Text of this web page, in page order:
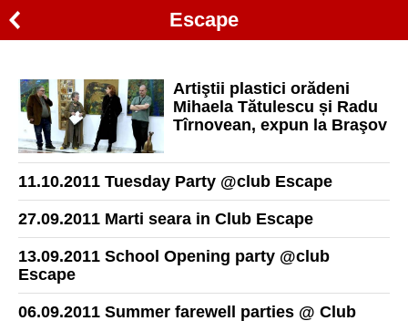
Escape
Artiştii plastici orădeni
Mihaela Tătulescu și Radu
Tîrnovean, expun la Braşov
11.10.2011 Tuesday Party @club Escape
27.09.2011 Marti seara in Club Escape
13.09.2011 School Opening party @club
Escape
06.09.2011 Summer farewell parties @ Club